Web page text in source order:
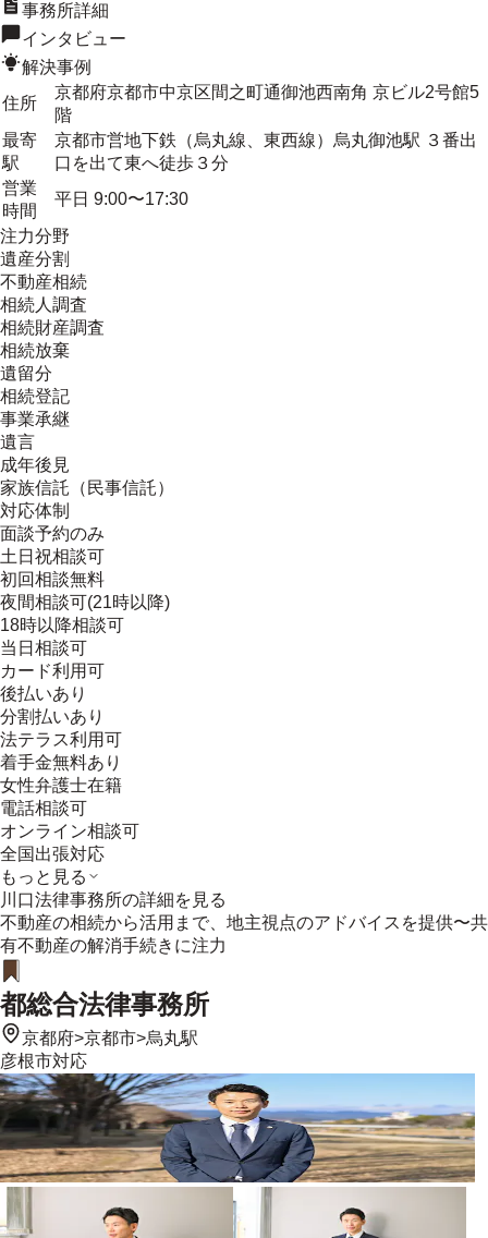
事務所詳細
インタビュー
解決事例
住所
京都府京都市中京区間之町通御池西南角 京ビル2号館5
階
最寄
駅
京都市営地下鉄（烏丸線、東西線）烏丸御池駅 ３番出
口を出て東へ徒歩３分
営業
時間
平日 9:00〜17:30
注力分野
遺産分割
不動産相続
相続人調査
相続財産調査
相続放棄
遺留分
相続登記
事業承継
遺言
成年後見
家族信託（民事信託）
対応体制
面談予約のみ
土日祝相談可
初回相談無料
夜間相談可(21時以降)
18時以降相談可
当日相談可
カード利用可
後払いあり
分割払いあり
法テラス利用可
着手金無料あり
女性弁護士在籍
電話相談可
オンライン相談可
全国出張対応
もっと見る
川口法律事務所の詳細を見る
不動産の相続から活用まで、地主視点のアドバイスを提供〜共
有不動産の解消手続きに注力
都総合法律事務所
京都府>京都市>烏丸駅
彦根市対応